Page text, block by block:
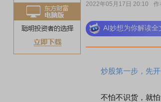
2022年05月17日 20:10 作
AI妙想为你解读全
炒股第一步，先
不怕不识货，就怕